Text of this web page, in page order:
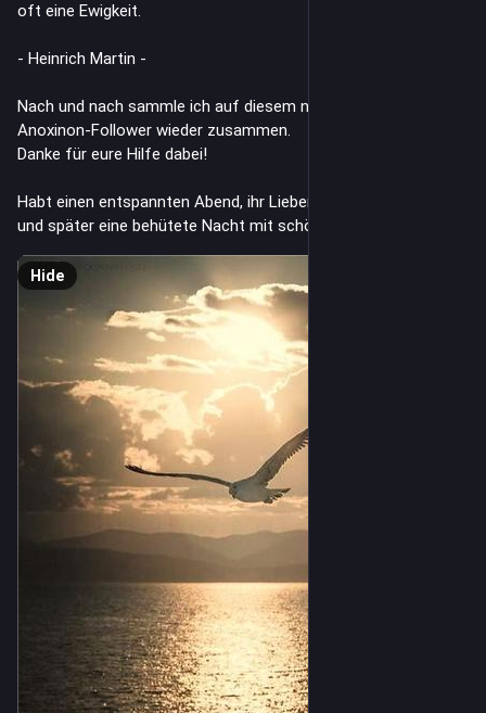
oft eine Ewigkeit.
- Heinrich Martin -
Nach und nach sammle ich auf diesem neuen Account meine
Anoxinon-Follower wieder zusammen.
Danke für eure Hilfe dabei!
Habt einen entspannten Abend, ihr Lieben, 🧡
und später eine behütete Nacht mit schönen Träumen! ✨
Hide